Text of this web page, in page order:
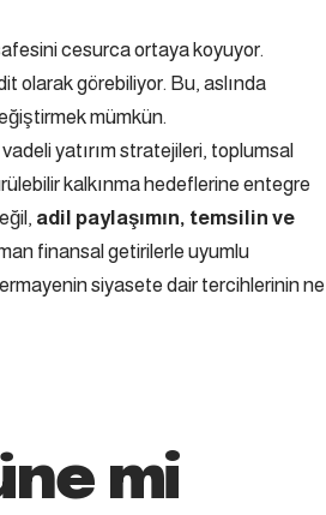
cesurca ortaya koyuyor.
olarak görebiliyor. Bu, aslında
mümkün.
yatırım stratejileri, toplumsal
kalkınma hedeflerine entegre
adil paylaşımın, temsilin ve
finansal getirilerle uyumlu
siyasete dair tercihlerinin ne
mi